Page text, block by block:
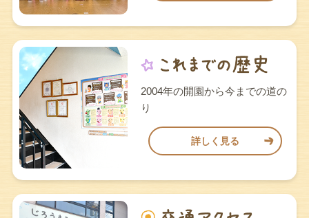
2004年の開園から今までの道の
り
詳しく見る